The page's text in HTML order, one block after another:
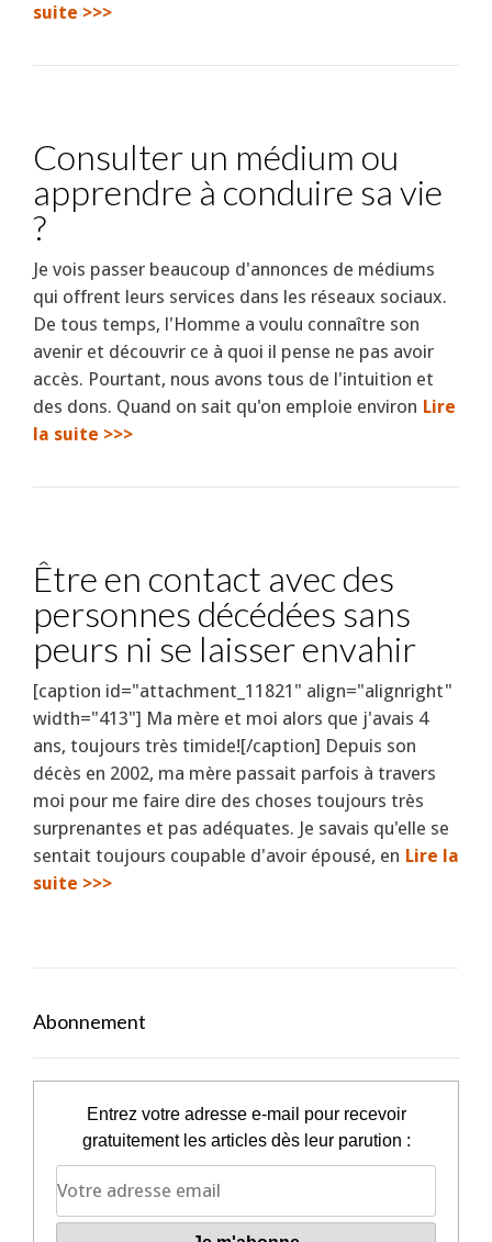
suite >>>
Consulter un médium ou
apprendre à conduire sa vie
?
Je vois passer beaucoup d'annonces de médiums
qui offrent leurs services dans les réseaux sociaux.
De tous temps, l'Homme a voulu connaître son
avenir et découvrir ce à quoi il pense ne pas avoir
accès. Pourtant, nous avons tous de l'intuition et
des dons. Quand on sait qu'on emploie environ Lire
la suite >>>
Être en contact avec des
personnes décédées sans
peurs ni se laisser envahir
[caption id="attachment_11821" align="alignright"
width="413"] Ma mère et moi alors que j'avais 4
ans, toujours très timide![/caption] Depuis son
décès en 2002, ma mère passait parfois à travers
moi pour me faire dire des choses toujours très
surprenantes et pas adéquates. Je savais qu'elle se
sentait toujours coupable d'avoir épousé, en Lire la
suite >>>
Abonnement
Entrez votre adresse e-mail pour recevoir
gratuitement les articles dès leur parution :